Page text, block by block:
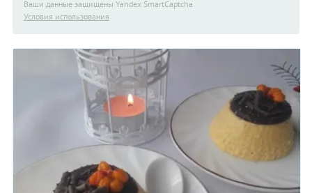
Ваши данные защищены Yandex SmartCaptcha
Условия использования